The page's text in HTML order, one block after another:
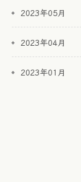
2023年05月
2023年04月
2023年01月